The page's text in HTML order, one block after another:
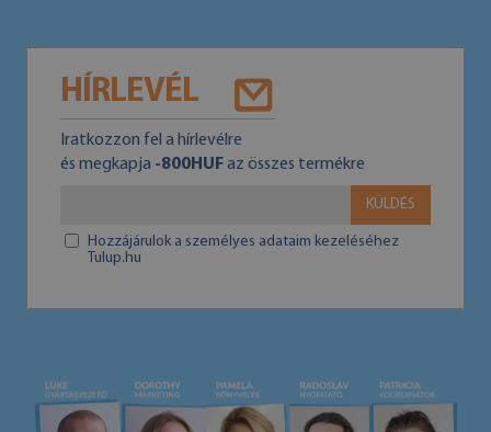
HÍRLEVÉL
Iratkozzon fel a hírlevélre
és megkapja -800HUFaz összes termékre
KÜLDÉS
Hozzájárulok a személyes adataim kezeléséhez
Tulup.hu